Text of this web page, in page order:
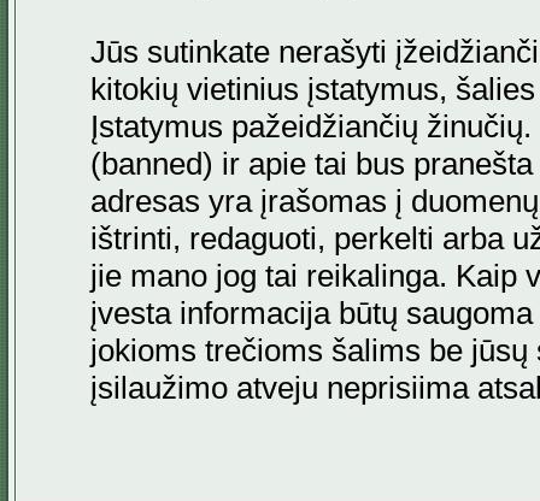
Jūs sutinkate nerašyti
kitokių vietinius įstatymus,
Įstatymus pažeidžiančių
(banned) ir apie tai bus
adresas yra įrašomas į
ištrinti, redaguoti, perkelti arba
jie mano jog tai reikalinga. Kaip
įvesta informacija būtų
jokioms trečioms šalims be jūsų
įsilaužimo atveju neprisiima